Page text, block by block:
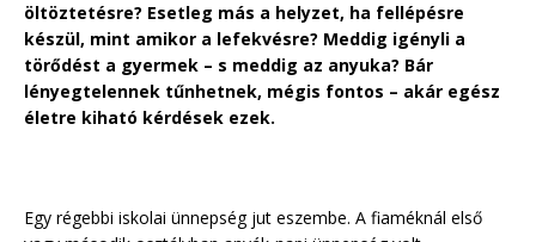
öltöztetésre? Esetleg más a helyzet, ha fellépésre
készül, mint amikor a lefekvésre? Meddig igényli a
törődést a gyermek – s meddig az anyuka? Bár
lényegtelennek tűnhetnek, mégis fontos – akár egész
életre kiható kérdések ezek.
Egy régebbi iskolai ünnepség jut eszembe. A fiaméknál első